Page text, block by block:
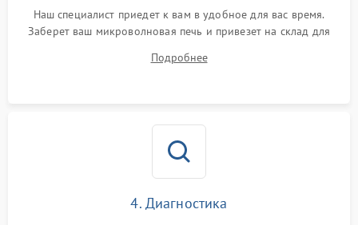
Наш специалист приедет к вам в удобное для вас время.
Заберет ваш микроволновая печь и привезет на склад для
Подробнее
4. Диагностика